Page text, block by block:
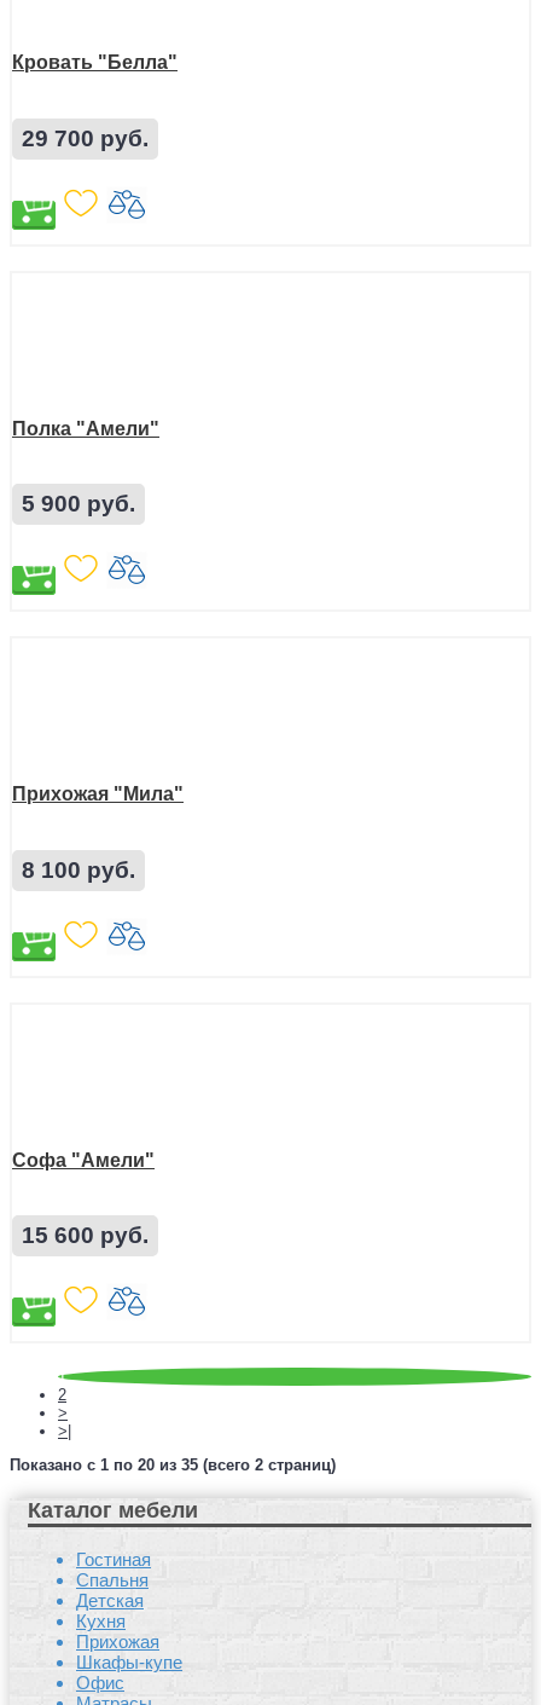
Кровать "Белла"
29 700 руб.
Полка "Амели"
5 900 руб.
Прихожая "Мила"
8 100 руб.
Софа "Амели"
15 600 руб.
1
2
>
>|
Показано с 1 по 20 из 35 (всего 2 страниц)
Каталог мебели
Гостиная
Спальня
Детская
Кухня
Прихожая
Шкафы-купе
Офис